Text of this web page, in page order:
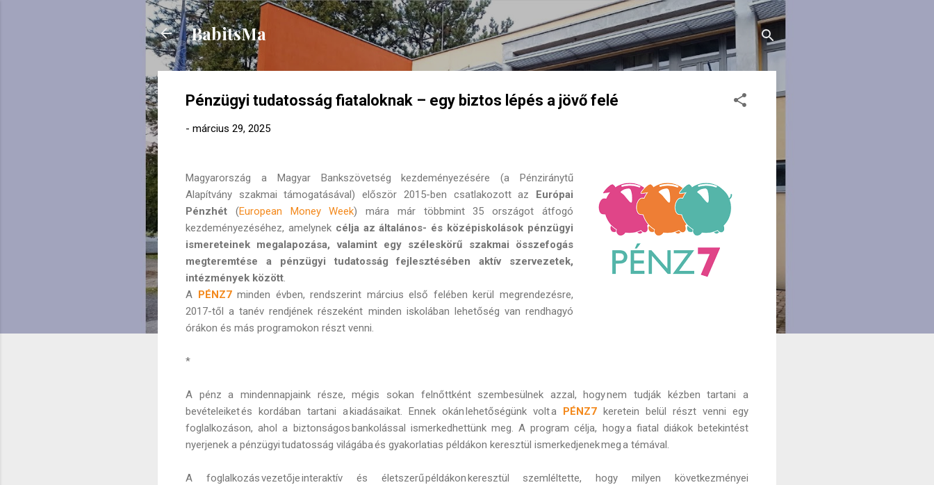
Ugrás a fő tartalomra
BabitsMa
Pénzügyi tudatosság fiataloknak – egy biztos lépés a jövő felé
- március 29, 2025
Magyarország a Magyar Bankszövetség kezdeményezésére (a Pénziránytű
Alapítvány szakmai támogatásával) először 2015-ben csatlakozott az Európai
Pénzhét (European Money Week) mára már többmint 35 országot átfogó
kezdeményezéséhez, amelynek célja az általános- és középiskolások pénzügyi
ismereteinek megalapozása, valamint egy széleskörű szakmai összefogás
megteremtése a pénzügyi tudatosság fejlesztésében aktív szervezetek,
intézmények között
A PÉNZ7 minden évben, rendszerint március első felében kerül megrendezésre,
2017-től a tanév rendjének részeként minden iskolában lehetőség van rendhagyó
órákon és más programokon részt venni.
*
A pénz a mindennapjaink része, mégis sokan felnőttként szembesülnek azzal, hogy nem tudják kézben tartani a
bevételeiket és kordában tartani a kiadásaikat. Ennek okán lehetőségünk volt a PÉNZ7 keretein belül részt venni egy
foglalkozáson, ahol a biztonságos bankolással ismerkedhettünk meg. A program célja, hogy a fiatal diákok betekintést
nyerjenek a pénzügyi tudatosság világába és gyakorlatias példákon keresztül ismerkedjenek meg a témával.
A foglalkozás vezetője interaktív és életszerű példákon keresztül szemléltette, hogy milyen következményei